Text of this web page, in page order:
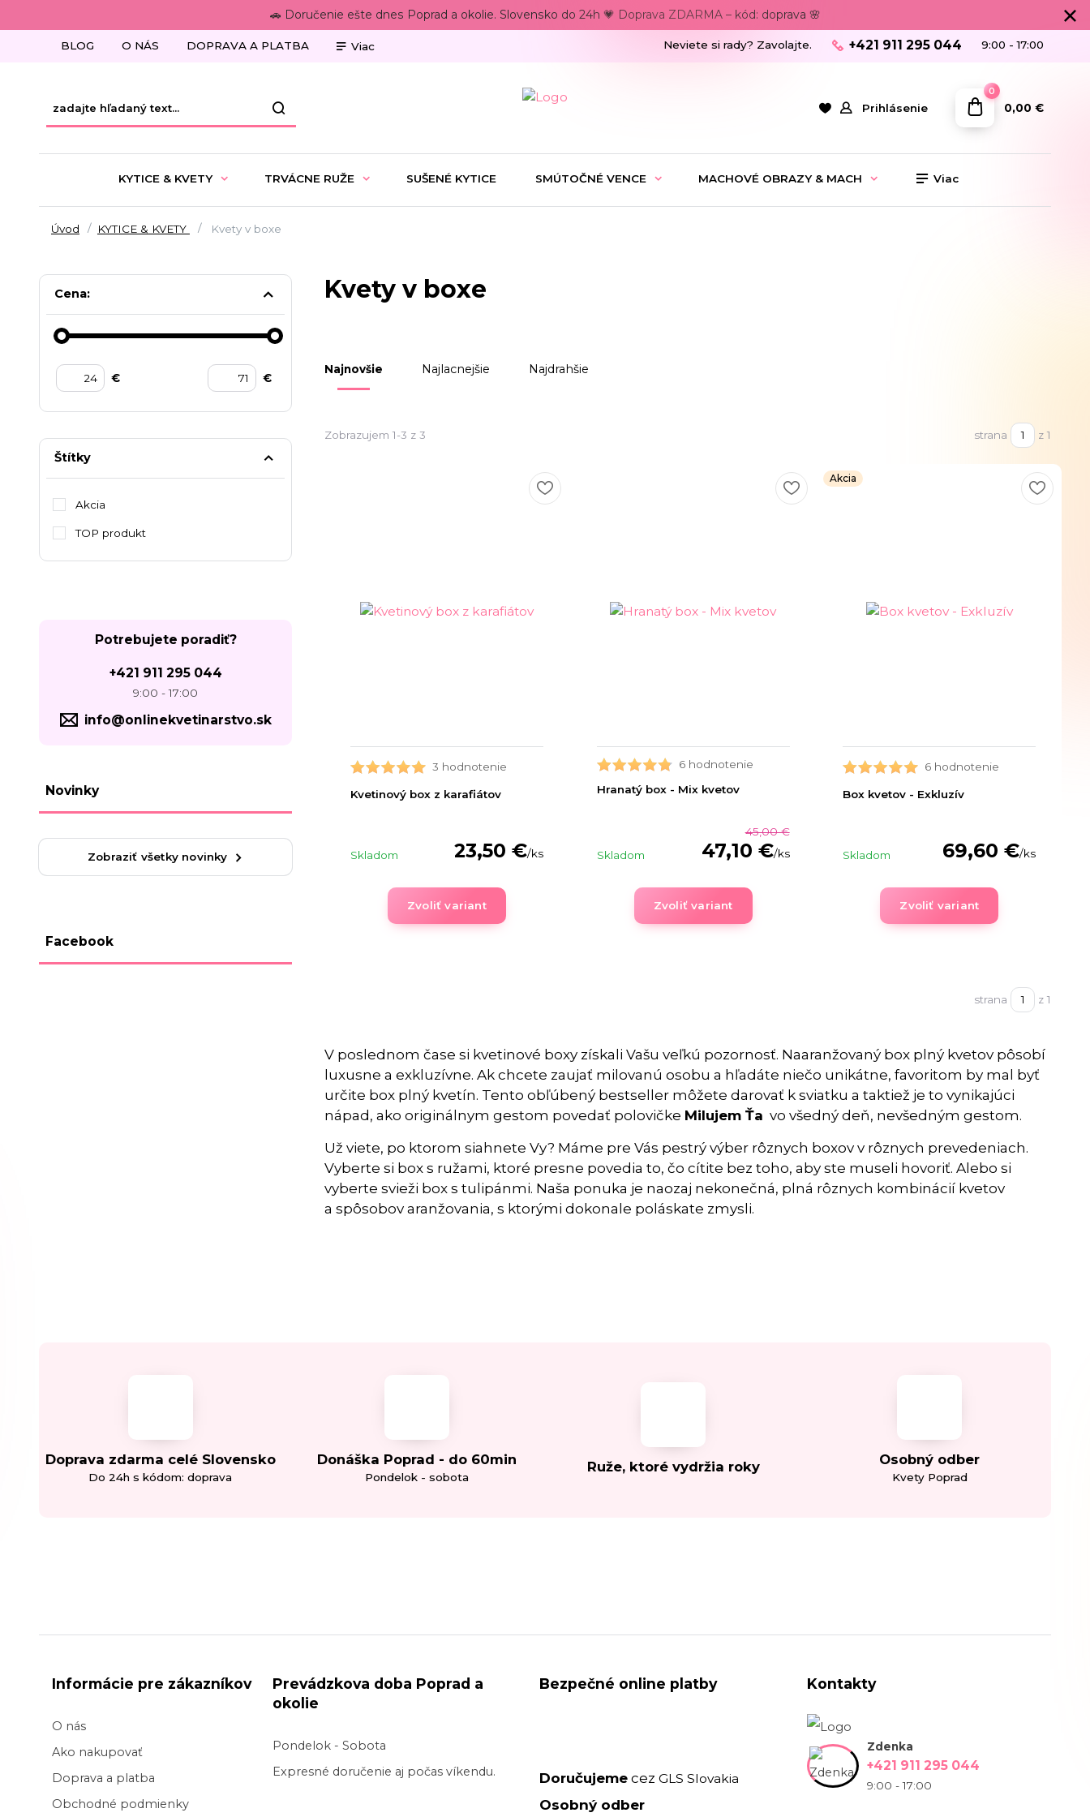
🚗 Doručenie ešte dnes Poprad a okolie. Slovensko do 24h 💗 Doprava ZDARMA – kód: doprava 🌸
BLOG O NÁS DOPRAVA A PLATBA Viac
Prihlásenie
Neviete si rady? Zavolajte. +421 911 295 044 9:00 - 17:00
0
0,00 €
KYTICE & KVETY TRVÁCNE RUŽE SUŠENÉ KYTICE SMÚTOČNÉ VENCE MACHOVÉ OBRAZY & MACH Viac
Úvod KYTICE & KVETY Kvety v boxe
Kvety v boxe
Najnovšie Najlacnejšie Najdrahšie
Zobrazujem 1-3 z 3 strana z 1
3 hodnotenie
Kvetinový box z karafiátov
23,50 €/ks
Skladom
Zvoliť variant
6 hodnotenie
Hranatý box - Mix kvetov
45,00 €
47,10 €/ks
Skladom
Zvoliť variant
Akcia
6 hodnotenie
Box kvetov - Exkluzív
69,60 €/ks
Skladom
Zvoliť variant
strana z 1
V poslednom čase si kvetinové boxy získali Vašu veľkú pozornosť. Naaranžovaný box plný kvetov pôsobí
luxusne a exkluzívne. Ak chcete zaujať milovanú osobu a hľadáte niečo unikátne, favoritom by mal byť
určite box plný kvetín. Tento obľúbený bestseller môžete darovať k sviatku a taktiež je to vynikajúci
nápad, ako originálnym gestom povedať polovičke Milujem Ťa vo všedný deň, nevšedným gestom.
Už viete, po ktorom siahnete Vy? Máme pre Vás pestrý výber rôznych boxov v rôznych prevedeniach.
Vyberte si box s ružami, ktoré presne povedia to, čo cítite bez toho, aby ste museli hovoriť. Alebo si
vyberte svieži box s tulipánmi. Naša ponuka je naozaj nekonečná, plná rôznych kombinácií kvetov
a spôsobov aranžovania, s ktorými dokonale poláskate zmysli.
Cena:
€ €
Štítky
Akcia
TOP produkt
Potrebujete poradiť?
+421 911 295 044
9:00 - 17:00
info@onlinekvetinarstvo.sk
Novinky
Zobraziť všetky novinky
Facebook
Doprava zdarma celé Slovensko
Do 24h s kódom: doprava
Donáška Poprad - do 60min
Pondelok - sobota
Ruže, ktoré vydržia roky Osobný odber
Kvety Poprad
Informácie pre zákazníkov
O nás
Ako nakupovať
Doprava a platba
Obchodné podmienky
Prevádzkova doba Poprad a
okolie
Pondelok - Sobota
Expresné doručenie aj počas víkendu.
Bezpečné online platby
Doručujeme cezGLS Slovakia
Osobný odber
Kontakty
Zdenka
+421 911 295 044
9:00 - 17:00